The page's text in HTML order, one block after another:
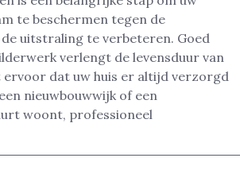
te beschermen tegen de
uitstraling te verbeteren. Goed
verlengt de levensduur van
ervoor dat uw huis er altijd verzorgd
nieuwbouwwijk of een
woont, professioneel